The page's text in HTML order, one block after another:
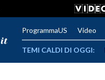
ProgrammaUS Video
TEMI CALDI DI OGGI: